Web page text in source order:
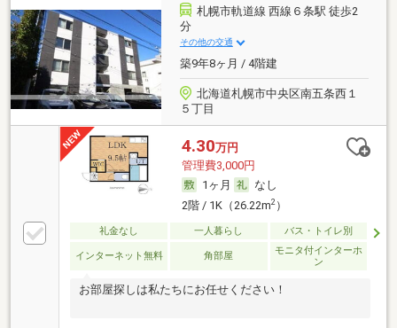
札幌市軌道線 西線６条駅 徒歩2
分
その他の交通
築9年8ヶ月 / 4階建
北海道札幌市中央区南五条西１
５丁目
4.30万円
管理費3,000円
1ヶ月
なし
2階 / 1K（26.22m2）
礼金なし 一人暮らし バス・トイレ別
インターネット無料 角部屋
モニタ付インターホ
ン
お部屋探しは私たちにお任せください！